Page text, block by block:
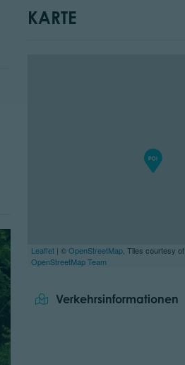
KARTE
Leaflet | ©OpenStreetMap , Tiles courtesy of
OpenStreetMap Team
Verkehrsinformationen